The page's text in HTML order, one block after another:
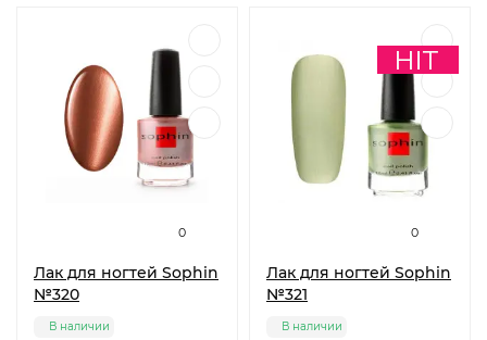
0
Лак для ногтей Sophin
№320
В наличии
0
Лак для ногтей Sophin
№321
В наличии